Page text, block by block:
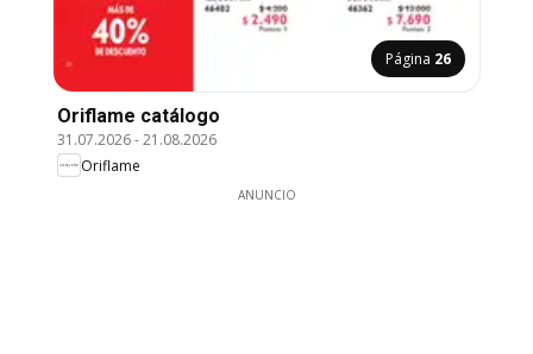
Página 26
Oriflame catálogo
31.07.2026-21.08.2026
Oriflame
ANUNCIO